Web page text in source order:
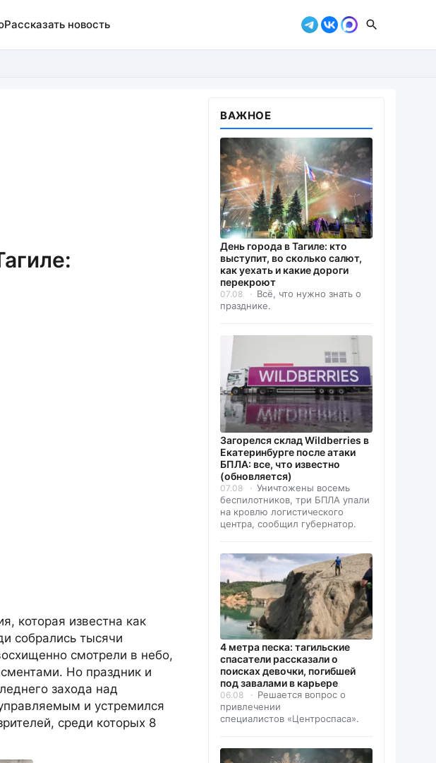
Рассказать новость
которая известна как
собрались тысячи
смотрели в небо,
Но праздник и
захода над
и устремился
среди которых 8
ВАЖНОЕ
День города в Тагиле: кто
выступит, во сколько салют,
как уехать и какие дороги
перекроют
07.08
Всё, что нужно знать о
празднике.
Загорелся склад Wildberries в
Екатеринбурге после атаки
БПЛА: все, что известно
(обновляется)
07.08
Уничтожены восемь
беспилотников, три БПЛА упали
на кровлю логистического
центра, сообщил губернатор.
4 метра песка: тагильские
спасатели рассказали о
поисках девочки, погибшей
под завалами в карьере
06.08
Решается вопрос о
привлечении
специалистов «Центроспаса».